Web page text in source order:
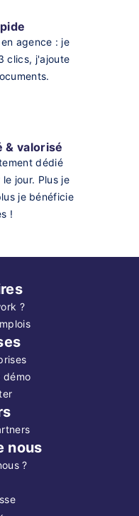
agence : je
clics, j'ajoute
& valorisé
dédié
le jour. Plus je
je bénéficie
!
?
démo
nous
?